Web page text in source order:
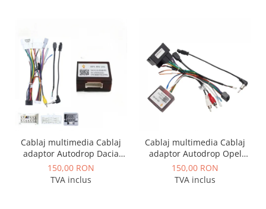
Cablaj multimedia Cablaj
adaptor Autodrop Dacia
Logan / Sandero pentru
Navigatii multimedia
150,00 RON
TVA inclus
Cablaj multimedia Cablaj
adaptor Autodrop Opel
pentru Navigatii
multimedia Android
150,00 RON
TVA inclus